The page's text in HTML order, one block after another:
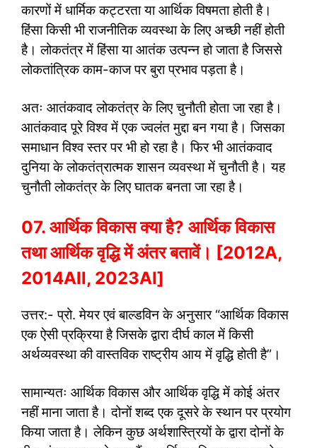
कारणों में धार्मिक कट्टरता या आर्थिक विषमता होती है।
हिंसा किसी भी राजनीतिक व्यवस्था के लिए अच्छी नहीं होती
है। लोकतंत्र में हिंसा या आतंक उत्पन्न हो जाता है जिससे
लोकतांत्रिक काम-काज पर बुरा प्रभाव पड़ता है।
अतः आतंकवाद लोकतंत्र के लिए चुनौती होता जा रहा है।
आतंकवाद पूरे विश्व में एक ज्वलंत मुद्दा बन गया है। जिसका
समाधान विश्व स्तर पर भी हो रहा है। फिर भी आतंकवाद
दुनिया के लोकतंत्रात्मक शासन व्यवस्था में चुनौती है। यह
चुनौती लोकतंत्र के लिए घातक बनता जा रहा है।
07. आर्थिक विकास क्या है? आर्थिक विकास
तथा आर्थिक वृद्धि में अंतर बतावें। [2012A,
2014All, 2023AI]
उत्तर:- प्रो. मेयर एवं बाल्डविन के अनुसार “आर्थिक विकास
एक ऐसी प्रक्रिया है जिसके द्वारा दीर्घ काल में किसी
अर्थव्यवस्था की वास्तविक राष्ट्रीय आय में वृद्धि होती है”।
सामान्यतः आर्थिक विकास और आर्थिक वृद्धि में कोई अंतर
नहीं माना जाता है। दोनों शब्द एक दूसरे के स्थान पर प्रयोग
किया जाता है। लेकिन कुछ अर्थशास्त्रियों के द्वारा दोनों के